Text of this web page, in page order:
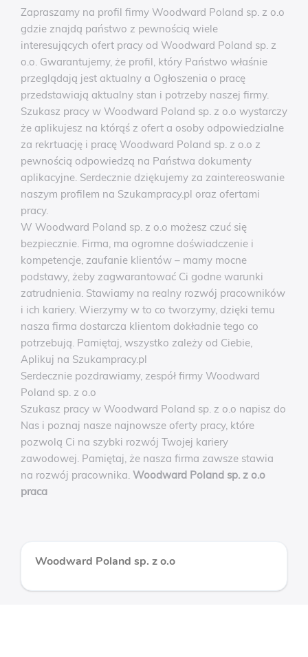
Zapraszamy na profil firmy Woodward Poland sp. z o.o
gdzie znajdą państwo z pewnością wiele
interesujących ofert pracy od Woodward Poland sp. z
o.o. Gwarantujemy, że profil, który Państwo właśnie
przeglądają jest aktualny a Ogłoszenia o pracę
przedstawiają aktualny stan i potrzeby naszej firmy.
Szukasz pracy w Woodward Poland sp. z o.o wystarczy
że aplikujesz na którąś z ofert a osoby odpowiedzialne
za rekrtuację i pracę Woodward Poland sp. z o.o z
pewnością odpowiedzą na Państwa dokumenty
aplikacyjne. Serdecznie dziękujemy za zaintereoswanie
naszym profilem na Szukampracy.pl oraz ofertami
pracy.
W Woodward Poland sp. z o.o możesz czuć się
bezpiecznie. Firma, ma ogromne doświadczenie i
kompetencje, zaufanie klientów – mamy mocne
podstawy, żeby zagwarantować Ci godne warunki
zatrudnienia. Stawiamy na realny rozwój pracowników
i ich kariery. Wierzymy w to co tworzymy, dzięki temu
nasza firma dostarcza klientom dokładnie tego co
potrzebują. Pamiętaj, wszystko zależy od Ciebie,
Aplikuj na Szukampracy.pl
Serdecznie pozdrawiamy, zespół firmy Woodward
Poland sp. z o.o
Szukasz pracy w Woodward Poland sp. z o.o napisz do
Nas i poznaj nasze najnowsze oferty pracy, które
pozwolą Ci na szybki rozwój Twojej kariery
zawodowej. Pamiętaj, że nasza firma zawsze stawia
na rozwój pracownika. Woodward Poland sp. z o.o
praca
Woodward Poland sp. z o.o